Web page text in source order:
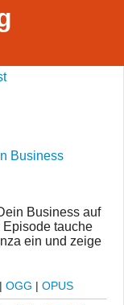
Business
Business auf
tauche
ein und zeige
| OGG | OPUS